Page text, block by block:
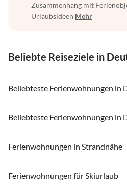
Zusammenhang mit
Urlaubsideen Mehr
Beliebte Reiseziele in
Beliebteste Ferienwohnungen in
Ferienwohnungen in Deutschland
Ferienwohnungen in Ostsee
Ferienwohnungen in Nordsee
Ferienwohnungen in Mecklenburg-
Beliebteste Ferienwohnungen in
Ferienwohnungen in Deutschland
Ferienwohnungen in Ostsee
Ferienwohnungen in Nordsee
Ferienwohnungen in Strandnähe
Ferienwohnungen in Strandnähe in
Ferienwohnungen in Strandnähe in
Ferienwohnungen für Skiurlaub